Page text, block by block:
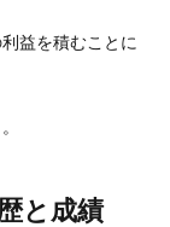
益を積むことに
と成績